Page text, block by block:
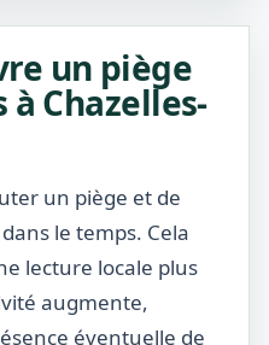
un piège
Chazelles-
un piège et de
le temps. Cela
lecture locale plus
augmente,
éventuelle de